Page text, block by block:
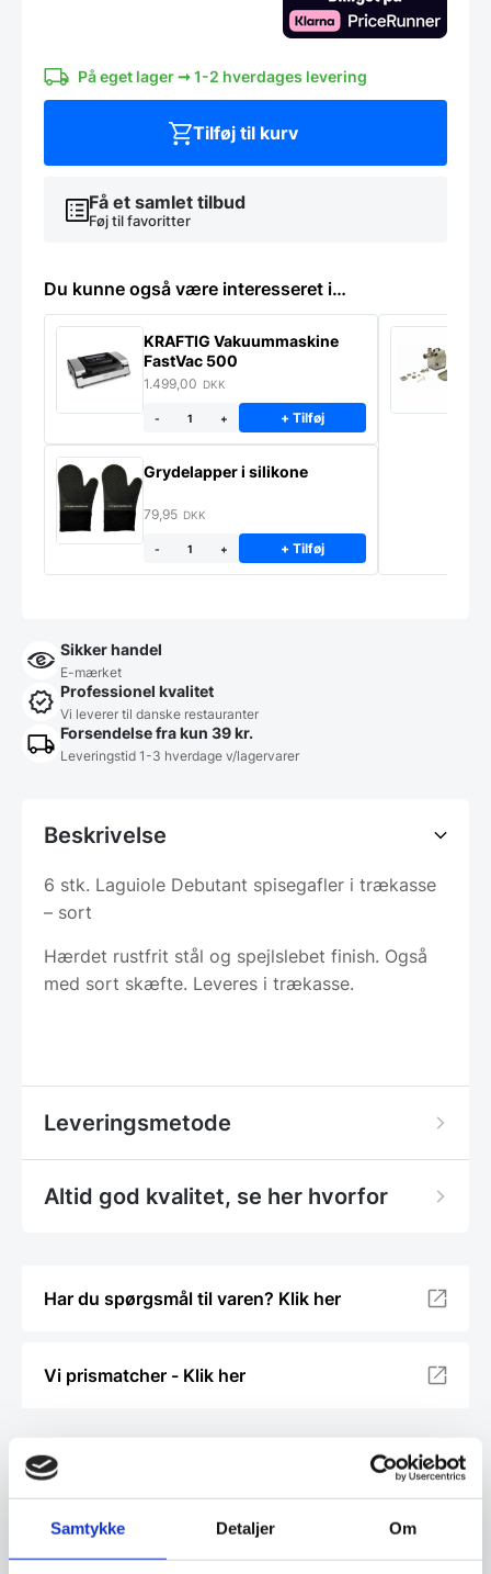
Samtykke Detaljer Om
sort
antal
På eget lager ➞ 1-2 hverdages levering
Få et samlet tilbud
Føj til favoritter
Tilføj til kurv
Du kunne også være interesseret i…
KRAFTIG Vakuummaskine
FastVac 500
1.499,00 DKK
- + + Tilføj
Grydelapper i silikone
79,95 DKK
- + + Tilføj
Sikker handel
E-mærket
Professionel kvalitet
Vi leverer til danske restauranter
Forsendelse fra kun 39 kr.
Leveringstid 1-3 hverdage v/lagervarer
Beskrivelse
6 stk. Laguiole Debutant spisegafler i trækasse
– sort
Hærdet rustfrit stål og spejlslebet finish. Også
med sort skæfte. Leveres i trækasse.
Leveringsmetode
Altid god kvalitet, se her hvorfor
Har du spørgsmål til varen? Klik her
Vi prismatcher - Klik her
Relaterede varer
SPAR 22% SPAR 37%